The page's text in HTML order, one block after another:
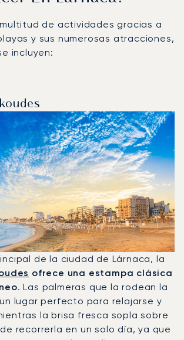
de actividades gracias a
y sus numerosas atracciones,
incluyen:
de la ciudad de Lárnaca, la
ofrece una estampa clásica
. Las palmeras que la rodean la
lugar perfecto para relajarse y
la brisa fresca sopla sobre
recorrerla en un solo día, ya que